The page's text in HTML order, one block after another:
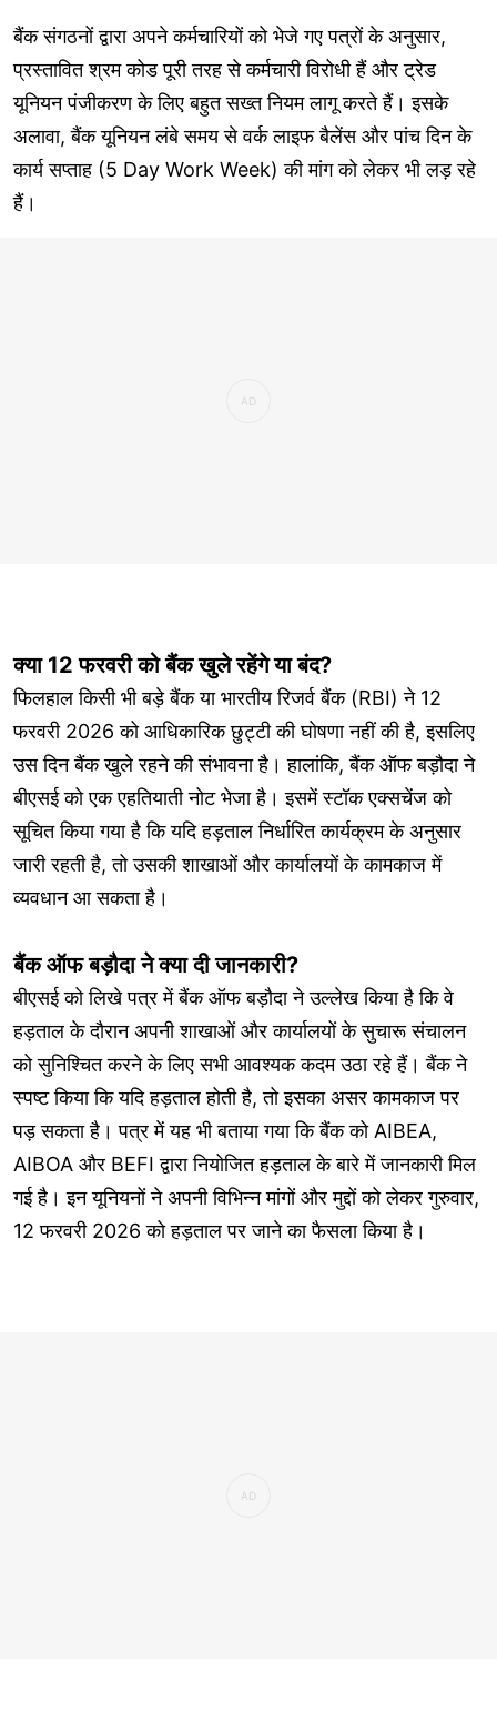
बैंक संगठनों द्वारा अपने कर्मचारियों को भेजे गए पत्रों के अनुसार,
प्रस्तावित श्रम कोड पूरी तरह से कर्मचारी विरोधी हैं और ट्रेड
यूनियन पंजीकरण के लिए बहुत सख्त नियम लागू करते हैं। इसके
अलावा, बैंक यूनियन लंबे समय से वर्क लाइफ बैलेंस और पांच दिन के
कार्य सप्ताह (5 Day Work Week) की मांग को लेकर भी लड़ रहे
हैं।
क्या 12 फरवरी को बैंक खुले रहेंगे या बंद?
फिलहाल किसी भी बड़े बैंक या भारतीय रिजर्व बैंक (RBI) ने 12
फरवरी 2026 को आधिकारिक छुट्टी की घोषणा नहीं की है, इसलिए
उस दिन बैंक खुले रहने की संभावना है। हालांकि, बैंक ऑफ बड़ौदा ने
बीएसई को एक एहतियाती नोट भेजा है। इसमें स्टॉक एक्सचेंज को
सूचित किया गया है कि यदि हड़ताल निर्धारित कार्यक्रम के अनुसार
जारी रहती है, तो उसकी शाखाओं और कार्यालयों के कामकाज में
व्यवधान आ सकता है।
बैंक ऑफ बड़ौदा ने क्या दी जानकारी?
बीएसई को लिखे पत्र में बैंक ऑफ बड़ौदा ने उल्लेख किया है कि वे
हड़ताल के दौरान अपनी शाखाओं और कार्यालयों के सुचारू संचालन
को सुनिश्चित करने के लिए सभी आवश्यक कदम उठा रहे हैं। बैंक ने
स्पष्ट किया कि यदि हड़ताल होती है, तो इसका असर कामकाज पर
पड़ सकता है। पत्र में यह भी बताया गया कि बैंक को AIBEA,
AIBOA और BEFI द्वारा नियोजित हड़ताल के बारे में जानकारी मिल
गई है। इन यूनियनों ने अपनी विभिन्न मांगों और मुद्दों को लेकर गुरुवार,
12 फरवरी 2026 को हड़ताल पर जाने का फैसला किया है।